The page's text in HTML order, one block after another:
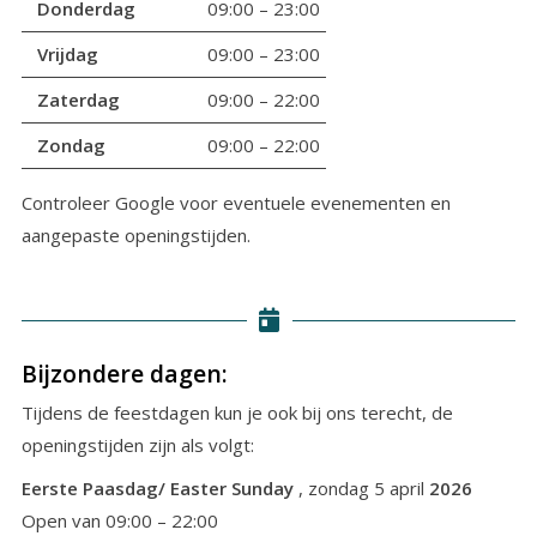
Events
Groepen
Contact
Donderdag
09:00 – 23:00
Vrijdag
09:00 – 23:00
Zaterdag
09:00 – 22:00
Zondag
09:00 – 22:00
Controleer Google voor eventuele evenementen en
aangepaste openingstijden.
Bijzondere dagen:
Tijdens de feestdagen kun je ook bij ons terecht, de
openingstijden zijn als volgt:
Eerste Paasdag/ Easter Sunday , zondag 5 april 2026
Open van 09:00 – 22:00